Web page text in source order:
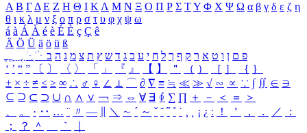
Α Β ΓΔ Ε Ζ Η Θ Ι ΚΛ Μ Ν Ξ Ο Π Ρ Σ ΤΥ Φ Χ Ψ Ω α β γ δ ε ζ η
θ ι κ λ μ ν ξ ο π ρ σ τ υ φ χ ψ ω
á à Á À é è É È ç Ç ê
Ä Ö Ü ä ö ü ß
ִֶֹ ֻּ ׁׂ פ ם ן ו ט א ר ק ף ך ל ח י ע כ ג ד ש ץ ת צ מ נ ה ב
‘ ’ “ ” 〔 〕 〈 〉 「 」 『 』 【 】 ＂ （ ） ［ ］ ｛ ｝
± × ÷ ≠ ≤ ≥ ∞ ∴ ♂ ♀ ∠ ⊥ ⌒ ∂ ∇ ≡ ≒ ≪ ≫ √ ∽ ∝ ∵ ∫ ∬ ∈ ∋
⊆ ⊇ ⊂ ⊃ ∪ ∩ ∧ ∨ ￢ ⇒ ⇔ ∀ ∃ ∮ ∑ ∏ ＋ － ＜ ＝
＞
、
。 · ‥ … ¨ 〃 ― ＼ ∼ ´ ～ ˇ ˘ ˝ ˚ ˙ ¸ ¡ ¿ ː ！ ＇ ， ． ／
：
；
？ ＾ ｀